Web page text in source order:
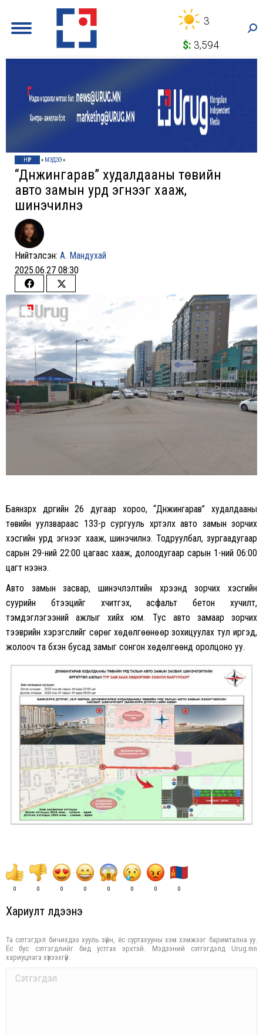
3
$: 3,594
НҮҮР » МЭДЭЭ»
“Дүнжингарав” худалдааны төвийн
авто замын урд эгнээг хааж,
шинэчилнэ
Нийтэлсэн: А. Мандухай
2025.06.27 08:30
Share
on
Facebook
Share
on
Twitter
Баянзүрх дүүргийн 26 дугаар хороо, “Дүнжингарав” худалдааны
төвийн уулзвараас 133-р сургууль хүртэлх авто замын зорчих
хэсгийн урд эгнээг хааж, шинэчилнэ. Тодруулбал, зургаадугаар
сарын 29-ний 22:00 цагаас хааж, долоодугаар сарын 1-ний 06:00
цагт нээнэ.
Авто замын засвар, шинэчлэлтийн хүрээнд зорчих хэсгийн
суурийн бүтээцийг хүчитгэх, асфальт бетон хучилт,
тэмдэглэгээний ажлыг хийх юм. Тус авто замаар зорчих
тээврийн хэрэгслийг сөрөг хөдөлгөөнөөр зохицуулах тул иргэд,
жолооч та бүхэн бусад замыг сонгон хөдөлгөөнд оролцоно уу.
0 0 0 0 0 0 0 0
Хариулт үлдээнэ үү
Та сэтгэгдэл бичихдээ хууль зүйн, ёс суртахууны хэм хэмжээг баримтална уу.
Ёс бус сэтгэгдлийг бид устгах эрхтэй. Мэдээний сэтгэгдэлд Urug.mn
хариуцлага хүлээхгүй.
Comment